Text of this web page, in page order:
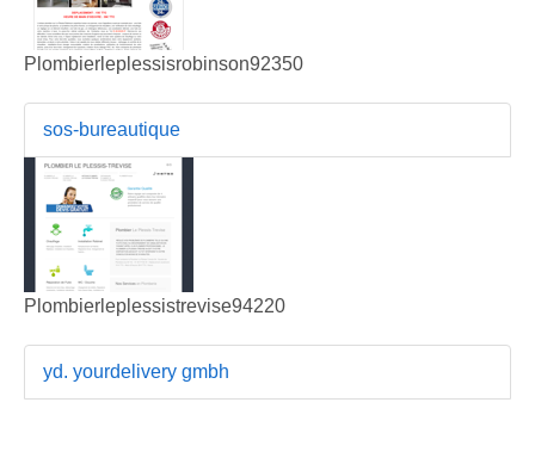
Plombierleplessisrobinson92350
sos-bureautique
Plombierleplessistrevise94220
yd. yourdelivery gmbh